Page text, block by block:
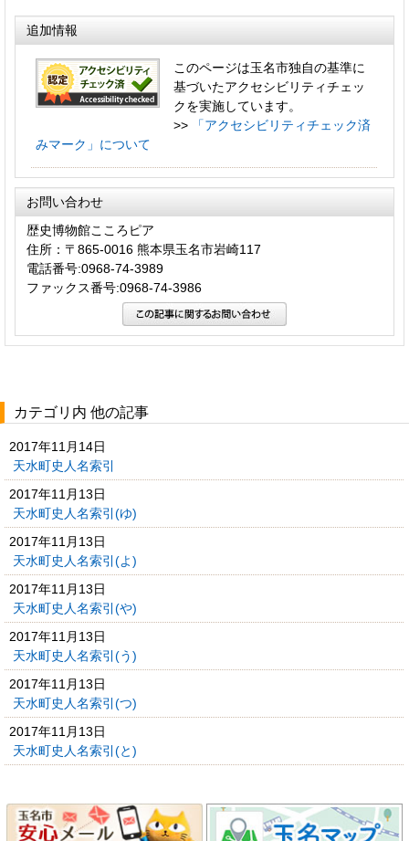
追加情報
このページは玉名市独自の基準に
基づいたアクセシビリティチェッ
クを実施しています。
>>
「アクセシビリティチェック済
みマーク」について
お問い合わせ
歴史博物館こころピア
住所：〒865-0016 熊本県玉名市岩崎117
電話番号:0968-74-3989
ファックス番号:0968-74-3986
カテゴリ内 他の記事
2017年11月14日
天水町史人名索引
2017年11月13日
天水町史人名索引(ゆ)
2017年11月13日
天水町史人名索引(よ)
2017年11月13日
天水町史人名索引(や)
2017年11月13日
天水町史人名索引(う)
2017年11月13日
天水町史人名索引(つ)
2017年11月13日
天水町史人名索引(と)